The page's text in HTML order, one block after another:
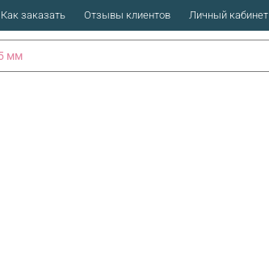
Как заказать Отзывы клиентов Личный кабинет